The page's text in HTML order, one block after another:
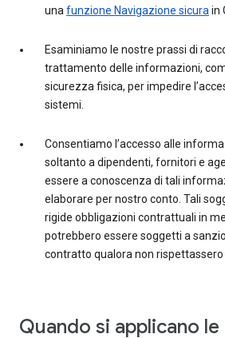
unafunzione Navigazione sicurain
Esaminiamo le nostre prassi di
trattamento delle informazioni,
sicurezza fisica, per impedire
sistemi.
Consentiamo l’accesso alle
soltanto a dipendenti, fornitori e
essere a conoscenza di tali
elaborare per nostro conto. Tali
rigide obbligazioni contrattuali in
potrebbero essere soggetti a
contratto qualora non
Quando si applicano